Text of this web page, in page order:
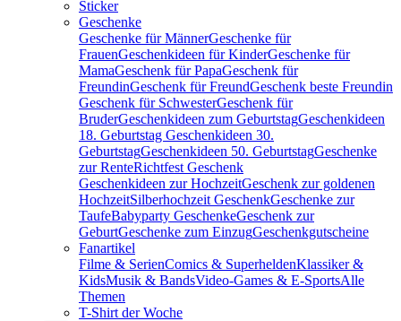
Sticker
Geschenke
Geschenke für MännerGeschenke für
FrauenGeschenkideen für KinderGeschenke für
MamaGeschenk für PapaGeschenk für
FreundinGeschenk für FreundGeschenk beste Freundin
Geschenk für SchwesterGeschenk für
BruderGeschenkideen zum GeburtstagGeschenkideen
18. Geburtstag Geschenkideen 30.
GeburtstagGeschenkideen 50. GeburtstagGeschenke
zur RenteRichtfest Geschenk
Geschenkideen zur HochzeitGeschenk zur goldenen
HochzeitSilberhochzeit GeschenkGeschenke zur
TaufeBabyparty GeschenkeGeschenk zur
GeburtGeschenke zum EinzugGeschenkgutscheine
Fanartikel
Filme & SerienComics & SuperheldenKlassiker &
KidsMusik & BandsVideo-Games & E-SportsAlle
Themen
T-Shirt der Woche